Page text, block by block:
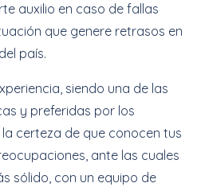
auxilio en caso de fallas
que genere retrasos en
país.
siendo una de las
y preferidas por los
certeza de que conocen tus
ante las cuales
sólido, con un equipo de